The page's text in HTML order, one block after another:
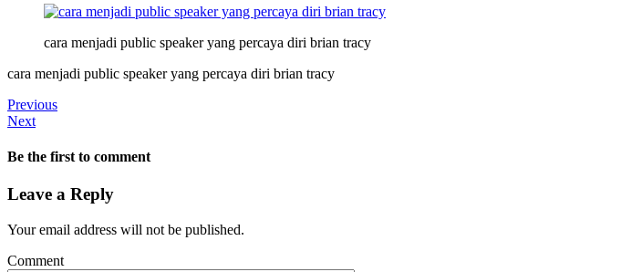
cara menjadi public speaker yang percaya diri brian tracy
cara menjadi public speaker yang percaya diri brian tracy
Previous
Next
Be the first to comment
Leave a Reply
Your email address will not be published.
Comment